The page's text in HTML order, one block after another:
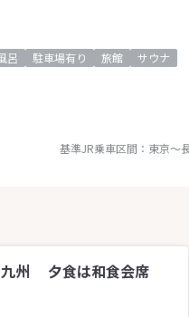
呂 駐車場有り 旅館
サウナ
基準JR乗車区間： 東京～
州 夕食は和食会席